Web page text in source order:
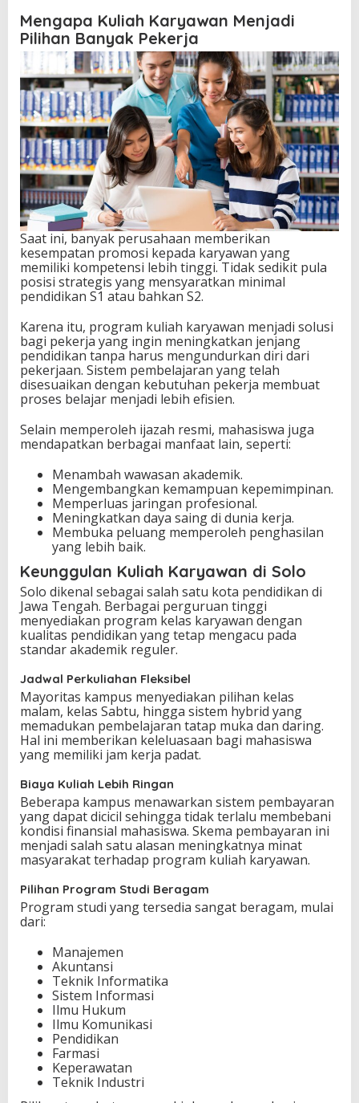
Mengapa Kuliah Karyawan Menjadi
Pilihan Banyak Pekerja
Saat ini, banyak perusahaan memberikan
kesempatan promosi kepada karyawan yang
memiliki kompetensi lebih tinggi. Tidak sedikit pula
posisi strategis yang mensyaratkan minimal
pendidikan S1 atau bahkan S2.
Karena itu, program kuliah karyawan menjadi solusi
bagi pekerja yang ingin meningkatkan jenjang
pendidikan tanpa harus mengundurkan diri dari
pekerjaan. Sistem pembelajaran yang telah
disesuaikan dengan kebutuhan pekerja membuat
proses belajar menjadi lebih efisien.
Selain memperoleh ijazah resmi, mahasiswa juga
mendapatkan berbagai manfaat lain, seperti:
Menambah wawasan akademik.
Mengembangkan kemampuan kepemimpinan.
Memperluas jaringan profesional.
Meningkatkan daya saing di dunia kerja.
Membuka peluang memperoleh penghasilan
yang lebih baik.
Keunggulan Kuliah Karyawan di Solo
Solo dikenal sebagai salah satu kota pendidikan di
Jawa Tengah. Berbagai perguruan tinggi
menyediakan program kelas karyawan dengan
kualitas pendidikan yang tetap mengacu pada
standar akademik reguler.
Jadwal Perkuliahan Fleksibel
Mayoritas kampus menyediakan pilihan kelas
malam, kelas Sabtu, hingga sistem hybrid yang
memadukan pembelajaran tatap muka dan daring.
Hal ini memberikan keleluasaan bagi mahasiswa
yang memiliki jam kerja padat.
Biaya Kuliah Lebih Ringan
Beberapa kampus menawarkan sistem pembayaran
yang dapat dicicil sehingga tidak terlalu membebani
kondisi finansial mahasiswa. Skema pembayaran ini
menjadi salah satu alasan meningkatnya minat
masyarakat terhadap program kuliah karyawan.
Pilihan Program Studi Beragam
Program studi yang tersedia sangat beragam, mulai
dari:
Manajemen
Akuntansi
Teknik Informatika
Sistem Informasi
Ilmu Hukum
Ilmu Komunikasi
Pendidikan
Farmasi
Keperawatan
Teknik Industri